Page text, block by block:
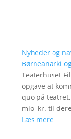
Nyheder og
Børneanarki
Teaterhuset
opgave at
quo på
mio. kr. til
Læs mere